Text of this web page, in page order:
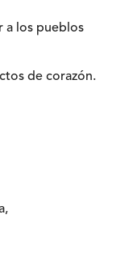
a los pueblos
de corazón.